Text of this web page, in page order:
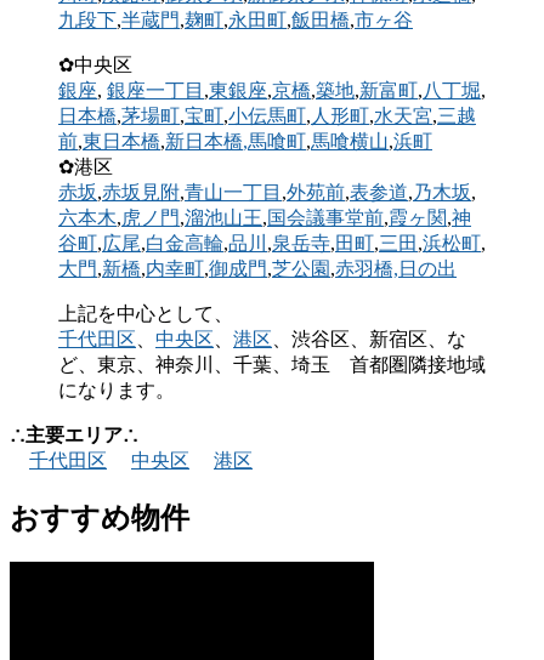
九段下,半蔵門,麹町,永田町,飯田橋,市ヶ谷
✿中央区
銀座, 銀座一丁目 ,東銀座,京橋,築地,新富町,八丁堀,
日本橋,茅場町,宝町,小伝馬町, 人形町,水天宮,三越
前,東日本橋,新日本橋,馬喰町,馬喰横山,浜町
✿港区
赤坂,赤坂見附,青山一丁目 ,外苑前,表参道,乃木坂,
六本木,虎ノ門,溜池山王,国会議事堂前,霞ヶ関,神
谷町,広尾,白金高輪,品川 ,泉岳寺,田町,三田 ,浜松町,
大門,新橋,内幸町,御成門,芝公園 ,赤羽橋, 日の出
上記を中心として、
千代田区
中央区 港区 、渋谷区、新宿区、な
ど、東京、神奈川、千葉、埼玉 首都圏隣接地域
になります。
∴主要エリア∴
千代田区
中央区 港区
おすすめ物件